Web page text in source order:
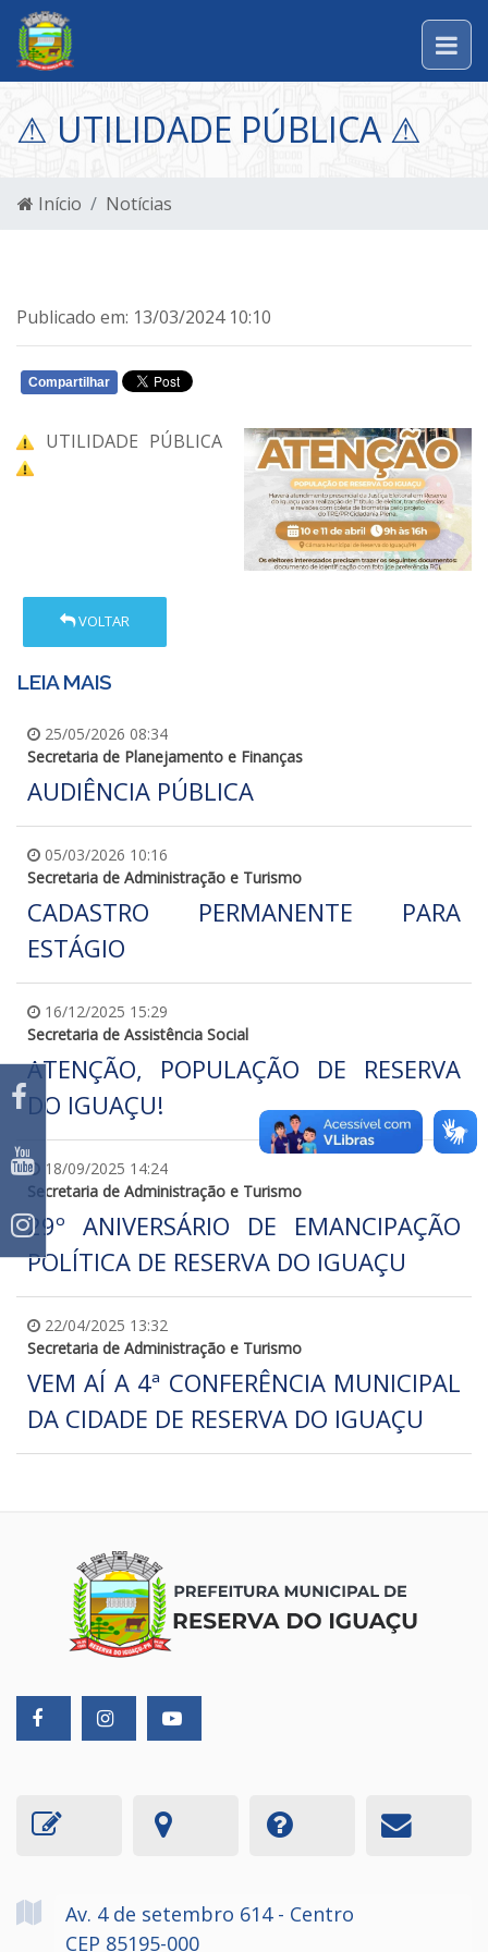
⚠ UTILIDADE PÚBLICA ⚠
Início Notícias
Publicado em: 13/03/2024 10:10
Compartilhar
UTILIDADE PÚBLICA
VOLTAR
LEIA MAIS
25/05/2026 08:34
Secretaria de Planejamento e Finanças
AUDIÊNCIA PÚBLICA
05/03/2026 10:16
Secretaria de Administração e Turismo
CADASTRO PERMANENTE PARA
ESTÁGIO
16/12/2025 15:29
Secretaria de Assistência Social
ATENÇÃO, POPULAÇÃO DE RESERVA
DO IGUAÇU!
18/09/2025 14:24
Secretaria de Administração e Turismo
29º ANIVERSÁRIO DE EMANCIPAÇÃO
POLÍTICA DE RESERVA DO IGUAÇU
22/04/2025 13:32
Secretaria de Administração e Turismo
VEM AÍ A 4ª CONFERÊNCIA MUNICIPAL
DA CIDADE DE RESERVA DO IGUAÇU
Av. 4 de setembro 614 - Centro
CEP 85195-000